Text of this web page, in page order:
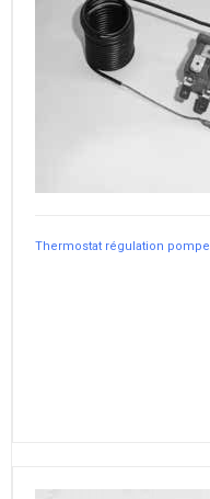
Thermostat régulation pompe